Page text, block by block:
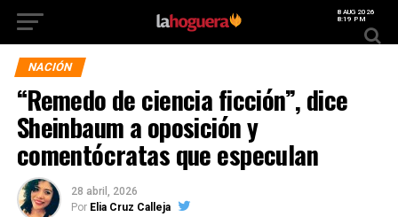
8 AUG 2026
8:19 PM
NACIÓN
“Remedo de ciencia ficción”, dice
Sheinbaum a oposición y
comentócratas que especulan
28 abril, 2026
Por Elia Cruz Calleja